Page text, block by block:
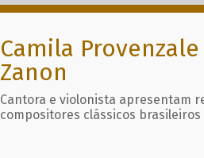
Camila
Zanon
Cantora e violonista apresentam
compositores clássicos brasileiros